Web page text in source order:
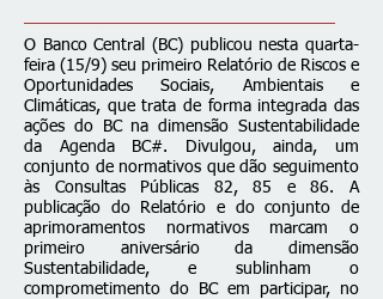
O Banco Central (BC) publicou nesta quarta-
feira (15/9) seu primeiro Relatório de Riscos e
Oportunidades Sociais, Ambientais e
Climáticas, que trata de forma integrada das
ações do BC na dimensão Sustentabilidade
da Agenda BC#. Divulgou, ainda, um
conjunto de normativos que dão seguimento
às Consultas Públicas 82, 85 e 86. A
publicação do Relatório e do conjunto de
aprimoramentos normativos marcam o
primeiro aniversário da dimensão
Sustentabilidade, e sublinham o
comprometimento do BC em participar, no